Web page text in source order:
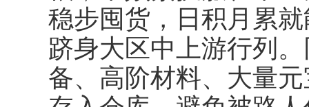
稳步囤货，日积月累
跻身大区中上游行列
备、高阶材料、大量